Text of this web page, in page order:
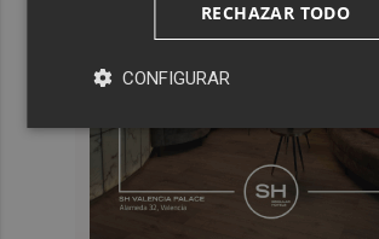
RECHAZAR TODO
CONFIGURAR